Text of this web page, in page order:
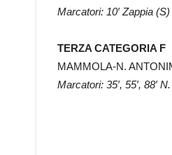
Marcatori: 10′ Zappia
TERZA CATEGORIA F
MAMMOLA-N.
Marcatori: 35′, 55′, 88′